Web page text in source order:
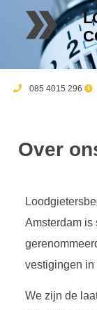
085 4015 296
Over
Amsterdam is
vestigingen
We zijn de